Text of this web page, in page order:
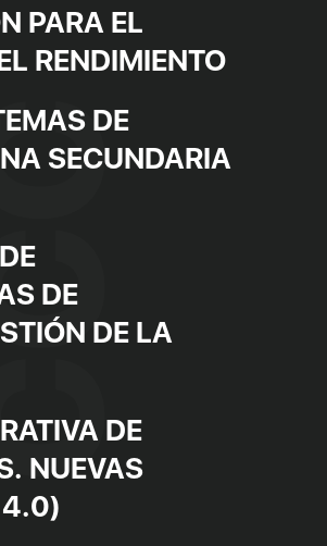
PARA EL
RENDIMIENTO
DE
SECUNDARIA
DE
DE LA
DE
NUEVAS
4.0)